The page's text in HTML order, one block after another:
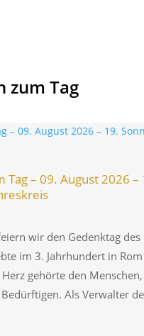
zum Tag
Tag – 09. August 2026 –
wir den Gedenktag des
im 3. Jahr­hun­dert in
gehörte den
Als Verwalter